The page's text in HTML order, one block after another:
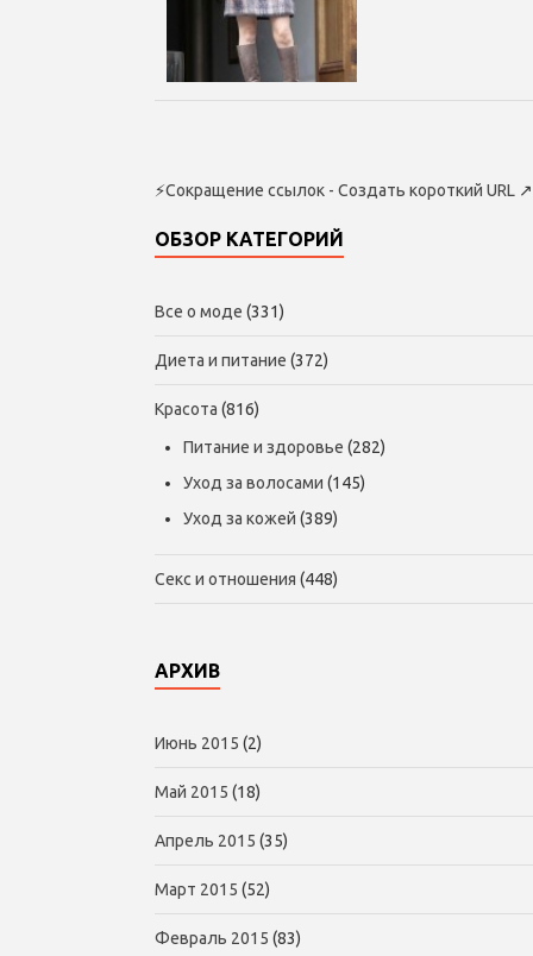
⚡Сокращение ссылок - Создать короткий URL ↗
ОБЗОР КАТЕГОРИЙ
Все о моде (331)
Диета и питание (372)
Красота (816)
Питание и здоровье (282)
Уход за волосами (145)
Уход за кожей (389)
Секс и отношения (448)
АРХИВ
Июнь 2015 (2)
Май 2015 (18)
Апрель 2015 (35)
Март 2015 (52)
Февраль 2015 (83)